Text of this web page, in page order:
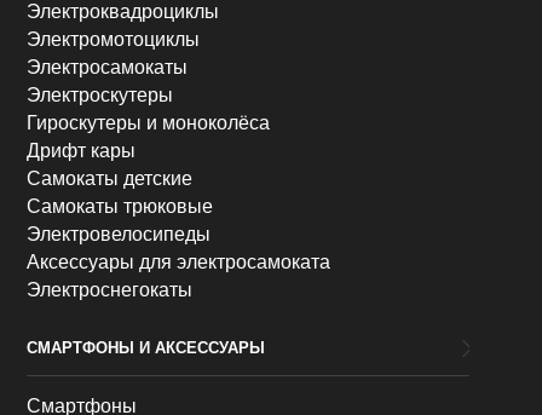
Электроквадроциклы
Электромотоциклы
Электросамокаты
Электроскутеры
Гироскутеры и моноколёса
Дрифт кары
Самокаты детские
Самокаты трюковые
Электровелосипеды
Аксессуары для электросамоката
Электроснегокаты
СМАРТФОНЫ И АКСЕССУАРЫ
Смартфоны